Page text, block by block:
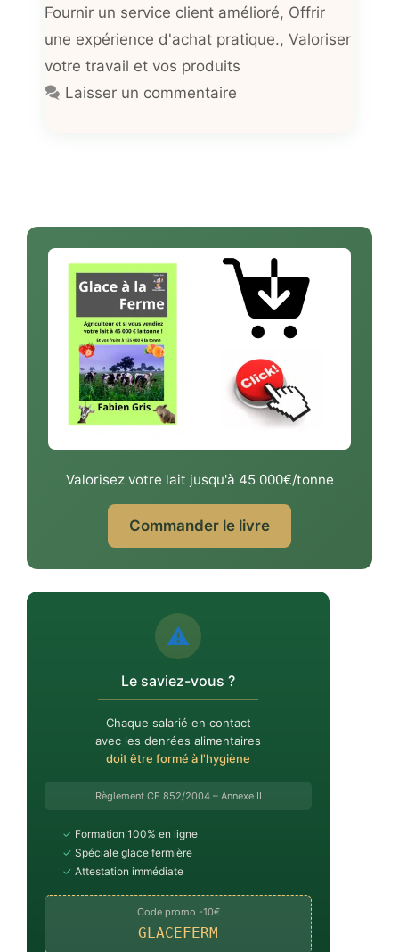
Fournir un service client amélioré, Offrir
une expérience d'achat pratique., Valoriser
votre travail et vos produits
Laisser un commentaire
Valorisez votre lait jusqu'à 45 000€/tonne
Commander le livre
⚠️
Le saviez-vous ?
Chaque salarié en contact
avec les denrées alimentaires
doit être formé à l'hygiène
Règlement CE 852/2004 – Annexe II
✓ Formation 100% en ligne
✓ Spéciale glace fermière
✓ Attestation immédiate
Code promo -10€
GLACEFERM